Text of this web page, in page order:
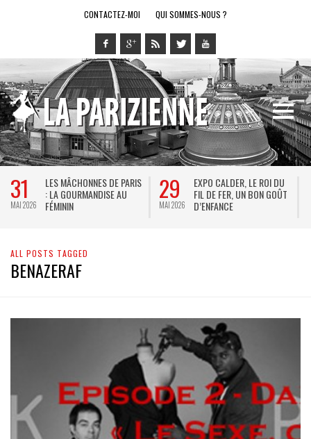
CONTACTEZ-MOI QUI SOMMES-NOUS ?
31
MAI 2026
LES MÂCHONNES DE PARIS
: LA GOURMANDISE AU
FÉMININ
29
MAI 2026
EXPO CALDER, LE ROI DU
FIL DE FER, UN BON GOÛT
D’ENFANCE
ALL POSTS TAGGED
BENAZERAF